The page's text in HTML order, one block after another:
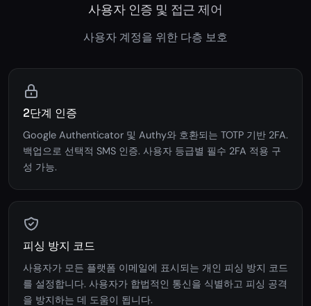
사용자 인증 및 접근 제어
사용자 계정을 위한 다층 보호
2단계 인증
Google Authenticator 및 Authy와 호환되는 TOTP 기반 2FA.
백업으로 선택적 SMS 인증. 사용자 등급별 필수 2FA 적용 구
성 가능.
피싱 방지 코드
사용자가 모든 플랫폼 이메일에 표시되는 개인 피싱 방지 코드
를 설정합니다. 사용자가 합법적인 통신을 식별하고 피싱 공격
을 방지하는 데 도움이 됩니다.